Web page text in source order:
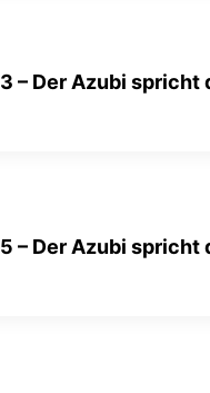
3 – Der Azubi spricht
5 – Der Azubi spricht